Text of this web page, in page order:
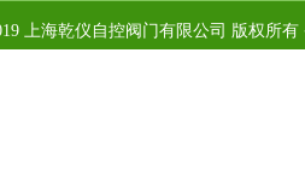
上海乾仪自控阀门有限公司 版权所有